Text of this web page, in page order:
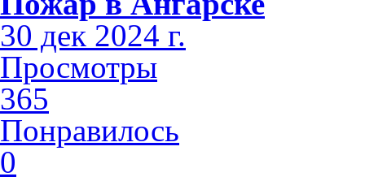
30 дек 2024 г.
Просмотры
365
Понравилось
0